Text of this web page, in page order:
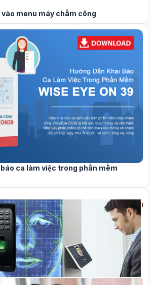
vào menu máy chấm công
ca làm việc trong phần mềm